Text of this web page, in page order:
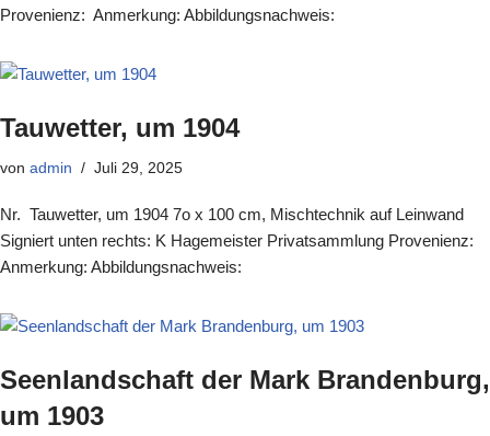
Provenienz: Anmerkung: Abbildungsnachweis:
Tauwetter, um 1904
von admin Juli 29, 2025
Nr. Tauwetter, um 1904 7o x 100 cm, Mischtechnik auf Leinwand
Signiert unten rechts: K Hagemeister Privatsammlung Provenienz:
Anmerkung: Abbildungsnachweis:
Seenlandschaft der Mark Brandenburg,
um 1903